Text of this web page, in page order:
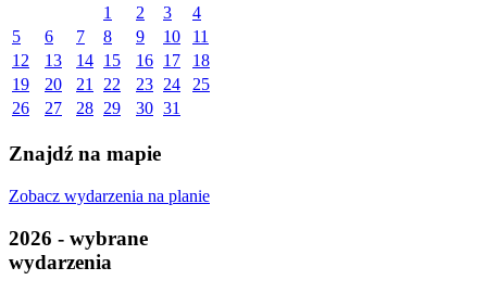
1
2 3
4
5
6 7 8 9 10
11
12
13 14 15 16 17
18
19
20 21 22 23 24
25
26
27 28 29 30 31
Znajdź na mapie
Zobacz wydarzenia na planie
2026 - wybrane
wydarzenia